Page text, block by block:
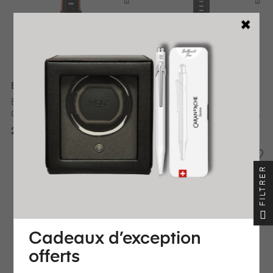
Bell & Ross
BELL&ROSS Bracelet Aéro
GT Orange BR X1 - BR 01 -
BR 03
220,00 €
BELL&ROSS Bracelet En
Veau Naturel Noir BR-X1 -
BR 01 - BR 03
150,00 €
24H
EXPÉDIÉ
24H
Cadeaux d’exception
offerts
FILTRER